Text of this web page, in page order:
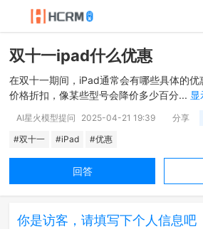
双十一ipad什么优惠
在双十一期间，iPad通常会有哪些具体的
价格折扣，像某些型号会降价多少百分... 显
AI星火模型提问 2025-04-21 19:39 分享
#双十一 #iPad #优惠
回答
你是访客，请填写下个人信息吧